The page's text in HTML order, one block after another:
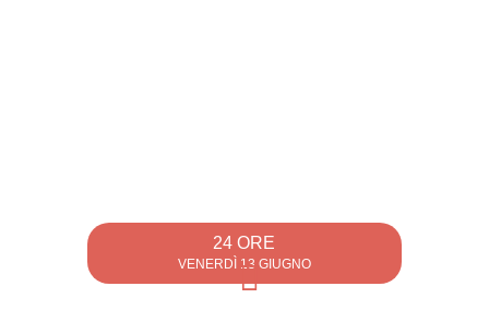
24 ORE
VENERDÌ 13 GIUGNO